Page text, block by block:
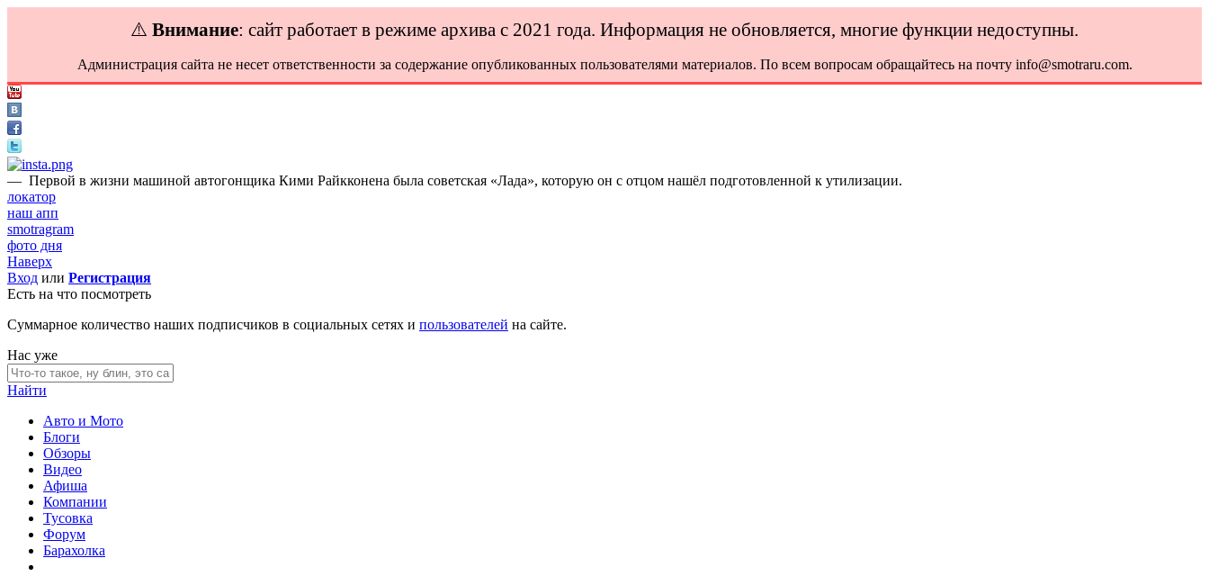
⚠️ Внимание: сайт работает в режиме архива с 2021 года. Информация не обновляется, многие функции недоступны.
Администрация сайта не несет ответственности за содержание опубликованных пользователями материалов. По всем вопросам обращайтесь на почту info@smotraru.com.
— Первой в жизни машиной автогонщика Кими Райкконена была советская «Лада», которую он с отцом нашёл подготовленной к утилизации.
локатор
наш апп
smotragram
фото дня
Наверх
Вход или Регистрация
Есть на что посмотреть
Суммарное количество наших подписчиков в социальных сетях и пользователей на сайте.
Нас уже
Найти
Авто и Мото
Блоги
Обзоры
Видео
Афиша
Компании
Тусовка
Форум
Барахолка